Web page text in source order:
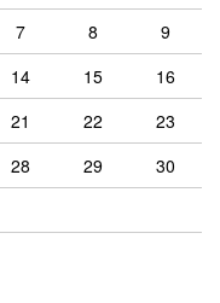
7 8
9
14 15
16
21 22
23
28 29
30